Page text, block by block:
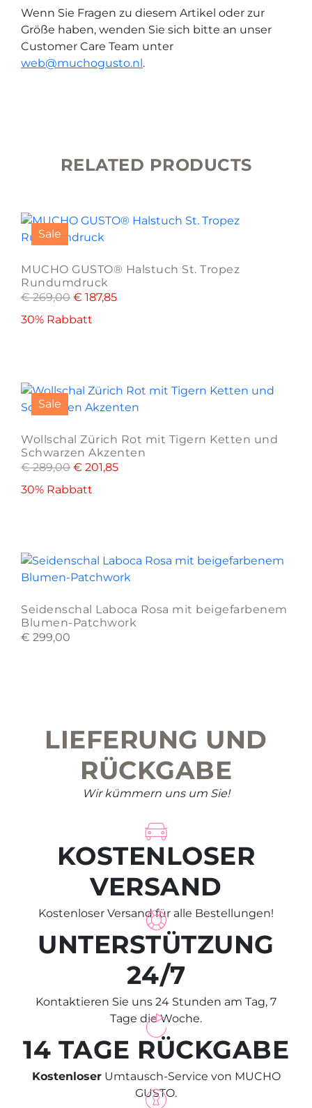
Wenn Sie Fragen zu diesem Artikel oder zur
Größe haben, wenden Sie sich bitte an unser
Customer Care Team unter
web@muchogusto.nl .
RELATED PRODUCTS
Sale
MUCHO GUSTO® Halstuch St. Tropez
Rundumdruck
€269,00 € 187,85
30% Rabbatt
Sale
Wollschal Zürich Rot mit Tigern Ketten und
Schwarzen Akzenten
€289,00 € 201,85
30% Rabbatt
Seidenschal Laboca Rosa mit beigefarbenem
Blumen-Patchwork
€ 299,00
LIEFERUNG UND
RÜCKGABE
Wir kümmern uns um Sie!
KOSTENLOSER
VERSAND
Kostenloser Versand für alle Bestellungen!
UNTERSTÜTZUNG
24/7
Kontaktieren Sie uns 24 Stunden am Tag, 7
Tage die Woche.
14 TAGE RÜCKGABE
KostenloserUmtausch-Service von MUCHO
GUSTO.